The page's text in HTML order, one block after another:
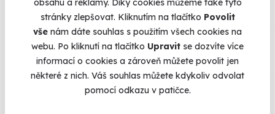
obsahu a reklamy. Díky cookies můžeme také tyto
stránky zlepšovat. Kliknutím na tlačítko Povolit
vše nám dáte souhlas s použitím všech cookies na
webu. Po kliknutí na tlačítko Upravit se dozvíte více
informací o cookies a zároveň můžete povolit jen
některé z nich. Váš souhlas můžete kdykoliv odvolat
pomocí odkazu v patičce.
Co si o nás myslí
Zobraz ohlasy